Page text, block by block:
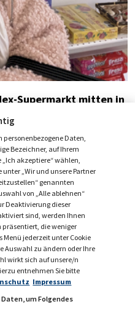
Supermarkt mitten in
3 …
personenbezogene Daten,
Bezeichner, auf Ihrem
„Ich akzeptiere“ wählen,
„Wir und unsere Partner
genannten
von „Alle ablehnen“
Deaktivierung dieser
sind, werden Ihnen
die weniger
Menü jederzeit unter Cookie
Auswahl zu ändern oder Ihre
wirkt sich auf unsere/n
entnehmen Sie bitte
Impressum
um Folgendes